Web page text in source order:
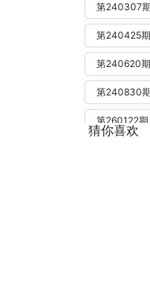
第240307期
第240425期
第240620期
第240830期
第260122期
猜你喜欢